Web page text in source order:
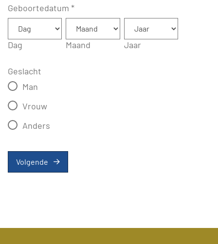
Geboortedatum *
Dag Maand Jaar
Geslacht
Man
Vrouw
Anders
Volgende